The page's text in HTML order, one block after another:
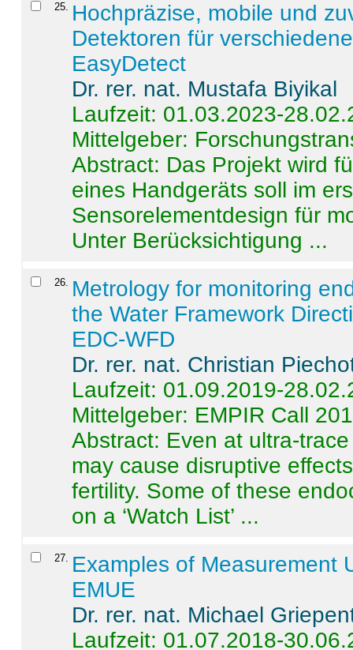
25. Hochpräzise, mobile und
Detektoren für
EasyDetect
Dr. rer. nat. Mustafa Biyikal
Laufzeit: 01.03.2023-
Mittelgeber:
Abstract: Das Projekt wird
eines Handgeräts soll im
Sensorelementdesign für
Unter Berücksichtigung ...
26. Metrology for monitoring
the Water Framework
EDC-WFD
Dr. rer. nat. Christian
Laufzeit: 01.09.2019-
Mittelgeber: EMPIR Call
Abstract: Even at ultra-
may cause disruptive
fertility. Some of these
on a ‘Watch List’ ...
27. Examples of Measurement
EMUE
Dr. rer. nat. Michael
Laufzeit: 01.07.2018-